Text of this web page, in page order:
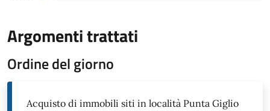
Argomenti trattati
Ordine del giorno
Acquisto di immobili siti in località Punta Giglio